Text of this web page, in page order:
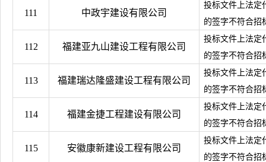
111 中政宇建设有限公司
投标文件上法定
的签字不符合招
112 福建亚九山建设工程有限公司
投标文件上法定
的签字不符合招
113 福建瑞达隆盛建设工程有限公司
投标文件上法定
的签字不符合招
114 福建金捷工程建设有限公司
投标文件上法定
的签字不符合招
115 安徽康新建设工程有限公司
投标文件上法定
的签字不符合招